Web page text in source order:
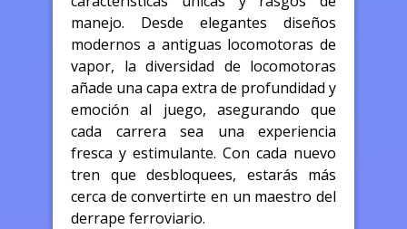
manejo. Desde elegantes diseños
modernos a antiguas locomotoras de
vapor, la diversidad de locomotoras
añade una capa extra de profundidad y
emoción al juego, asegurando que
cada carrera sea una experiencia
fresca y estimulante. Con cada nuevo
tren que desbloquees, estarás más
cerca de convertirte en un maestro del
derrape ferroviario.